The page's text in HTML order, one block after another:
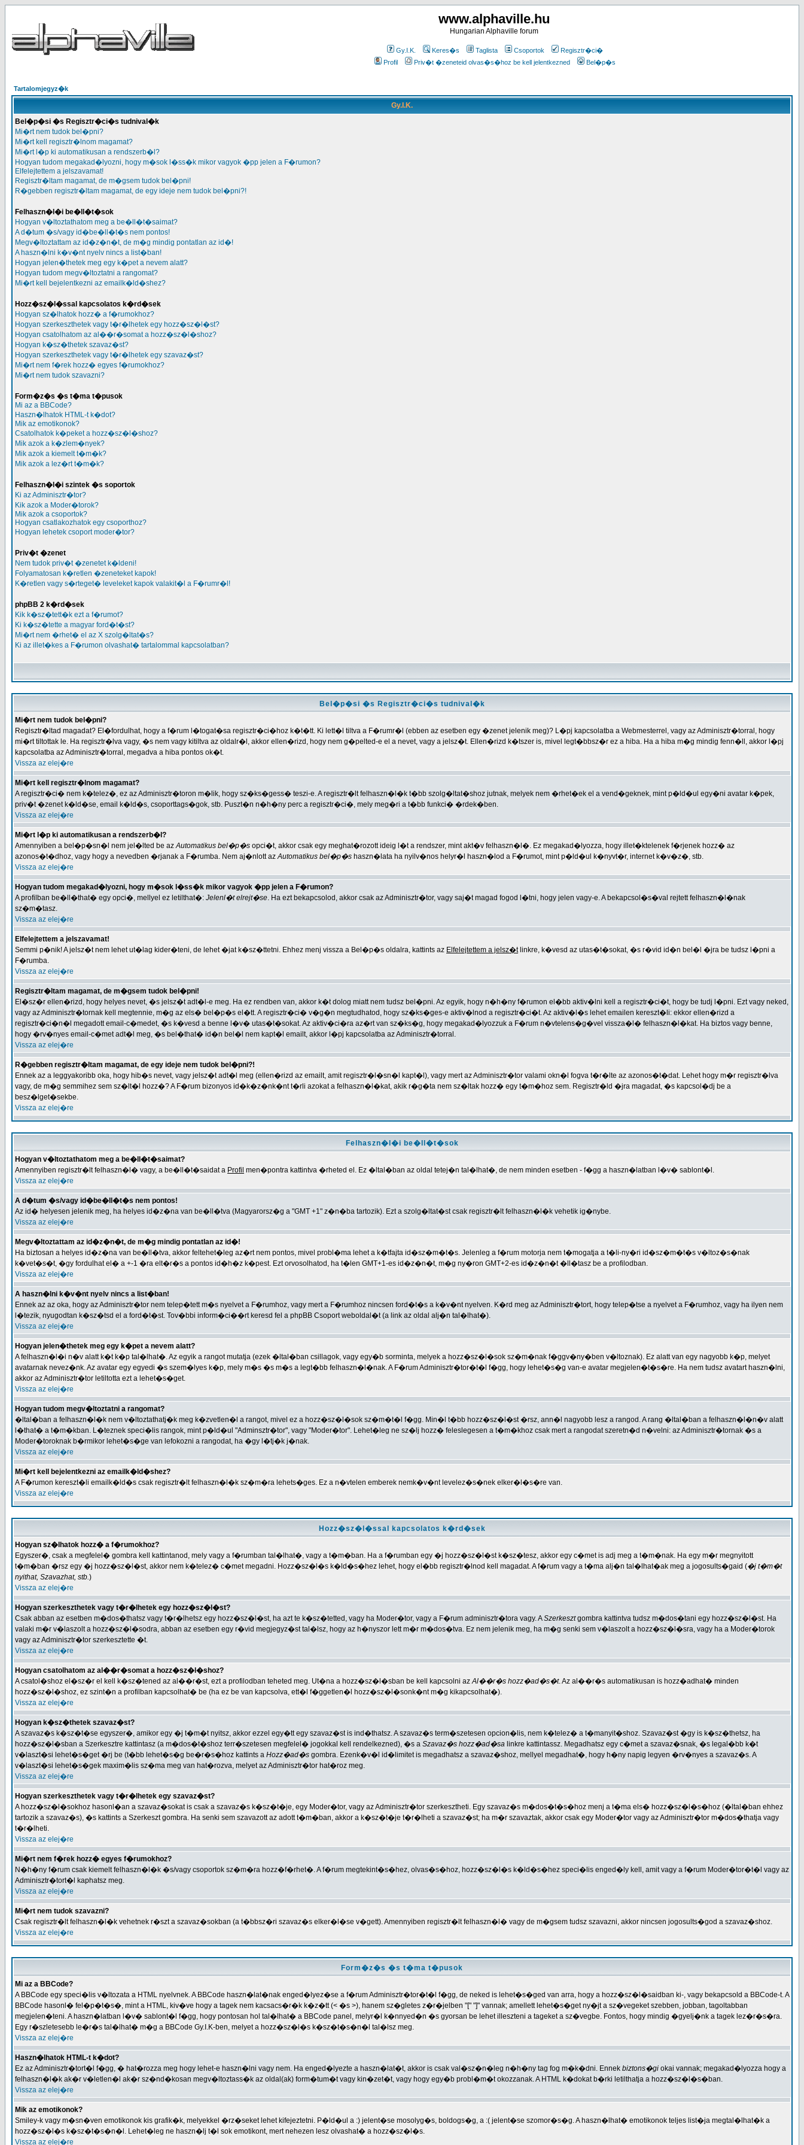
www.alphaville.hu
Hungarian Alphaville forum
Gy.I.K. Keres�s Taglista Csoportok
Regisztr�ci�
Profil
Priv�t �zeneteid olvas�s�hoz be kell jelentkezned Bel�p�s
Tartalomjegyz�k
Gy.I.K.
Bel�p�si �s Regisztr�ci�s tudnival�k
Mi�rt nem tudok bel�pni?
Mi�rt kell regisztr�lnom magamat?
Mi�rt l�p ki automatikusan a rendszerb�l?
Hogyan tudom megakad�lyozni, hogy m�sok l�ss�k mikor vagyok �pp jelen a F�rumon?
Elfelejtettem a jelszavamat!
Regisztr�ltam magamat, de m�gsem tudok bel�pni!
R�gebben regisztr�ltam magamat, de egy ideje nem tudok bel�pni?!
Felhaszn�l�i be�ll�t�sok
Hogyan v�ltoztathatom meg a be�ll�t�saimat?
A d�tum �s/vagy id�be�ll�t�s nem pontos!
Megv�ltoztattam az id�z�n�t, de m�g mindig pontatlan az id�!
A haszn�lni k�v�nt nyelv nincs a list�ban!
Hogyan jelen�thetek meg egy k�pet a nevem alatt?
Hogyan tudom megv�ltoztatni a rangomat?
Mi�rt kell bejelentkezni az emailk�ld�shez?
Hozz�sz�l�ssal kapcsolatos k�rd�sek
Hogyan sz�lhatok hozz� a f�rumokhoz?
Hogyan szerkeszthetek vagy t�r�lhetek egy hozz�sz�l�st?
Hogyan csatolhatom az al��r�somat a hozz�sz�l�shoz?
Hogyan k�sz�thetek szavaz�st?
Hogyan szerkeszthetek vagy t�r�lhetek egy szavaz�st?
Mi�rt nem f�rek hozz� egyes f�rumokhoz?
Mi�rt nem tudok szavazni?
Form�z�s �s t�ma t�pusok
Mi az a BBCode?
Haszn�lhatok HTML-t k�dot?
Mik az emotikonok?
Csatolhatok k�peket a hozz�sz�l�shoz?
Mik azok a k�zlem�nyek?
Mik azok a kiemelt t�m�k?
Mik azok a lez�rt t�m�k?
Felhaszn�l�i szintek �s soportok
Ki az Adminisztr�tor?
Kik azok a Moder�torok?
Mik azok a csoportok?
Hogyan csatlakozhatok egy csoporthoz?
Hogyan lehetek csoport moder�tor?
Priv�t �zenet
Nem tudok priv�t �zenetet k�ldeni!
Folyamatosan k�retlen �zeneteket kapok!
K�retlen vagy s�rteget� leveleket kapok valakit�l a F�rumr�l!
phpBB 2 k�rd�sek
Kik k�sz�tett�k ezt a f�rumot?
Ki k�sz�tette a magyar ford�t�st?
Mi�rt nem �rhet� el az X szolg�ltat�s?
Ki az illet�kes a F�rumon olvashat� tartalommal kapcsolatban?
Bel�p�si �s Regisztr�ci�s tudnival�k
Mi�rt nem tudok bel�pni?
Regisztr�ltad magadat? El�fordulhat, hogy a f�rum l�togat�sa regisztr�ci�hoz k�t�tt. Ki lett�l tiltva a F�rumr�l (ebben az esetben egy �zenet jelenik meg)? L�pj kapcsolatba a Webmesterrel, vagy az Adminisztr�torral, hogy
mi�rt tiltottak le. Ha regisztr�lva vagy, �s nem vagy kitiltva az oldalr�l, akkor ellen�rizd, hogy nem g�pelted-e el a nevet, vagy a jelsz�t. Ellen�rizd k�tszer is, mivel legt�bbsz�r ez a hiba. Ha a hiba m�g mindig fenn�ll, akkor l�pj
kapcsolatba az Adminisztr�torral, megadva a hiba pontos ok�t.
Vissza az elej�re
Mi�rt kell regisztr�lnom magamat?
A regisztr�ci� nem k�telez�, ez az Adminisztr�toron m�lik, hogy sz�ks�gess� teszi-e. A regisztr�lt felhaszn�l�k t�bb szolg�ltat�shoz jutnak, melyek nem �rhet�ek el a vend�geknek, mint p�ld�ul egy�ni avatar k�pek,
priv�t �zenet k�ld�se, email k�ld�s, csoporttags�gok, stb. Puszt�n n�h�ny perc a regisztr�ci�, mely meg�ri a t�bb funkci� �rdek�ben.
Vissza az elej�re
Mi�rt l�p ki automatikusan a rendszerb�l?
Amennyiben a bel�p�sn�l nem jel�lted be azAutomatikus bel�p�s opci�t, akkor csak egy meghat�rozott ideig l�t a rendszer, mint akt�v felhaszn�l�. Ez megakad�lyozza, hogy illet�ktelenek f�rjenek hozz� az
azonos�t�dhoz, vagy hogy a nevedben �rjanak a F�rumba. Nem aj�nlott azAutomatikus bel�p�s haszn�lata ha nyilv�nos helyr�l haszn�lod a F�rumot, mint p�ld�ul k�nyvt�r, internet k�v�z�, stb.
Vissza az elej�re
Hogyan tudom megakad�lyozni, hogy m�sok l�ss�k mikor vagyok �pp jelen a F�rumon?
A profilban be�ll�that� egy opci�, mellyel ez letilthat�: Jelenl�t elrejt�se. Ha ezt bekapcsolod, akkor csak az Adminisztr�tor, vagy saj�t magad fogod l�tni, hogy jelen vagy-e. A bekapcsol�s�val rejtett felhaszn�l�nak
sz�m�tasz.
Vissza az elej�re
Elfelejtettem a jelszavamat!
Semmi p�nik! A jelsz�t nem lehet ut�lag kider�teni, de lehet �jat k�sz�ttetni. Ehhez menj vissza a Bel�p�s oldalra, kattints az Elfelejtettem a jelsz�tlinkre, k�vesd az utas�t�sokat, �s r�vid id�n bel�l �jra be tudsz l�pni a
F�rumba.
Vissza az elej�re
Regisztr�ltam magamat, de m�gsem tudok bel�pni!
El�sz�r ellen�rizd, hogy helyes nevet, �s jelsz�t adt�l-e meg. Ha ez rendben van, akkor k�t dolog miatt nem tudsz bel�pni. Az egyik, hogy n�h�ny f�rumon el�bb aktiv�lni kell a regisztr�ci�t, hogy be tudj l�pni. Ezt vagy neked,
vagy az Adminisztr�tornak kell megtennie, m�g az els� bel�p�s el�tt. A regisztr�ci� v�g�n megtudhatod, hogy sz�ks�ges-e aktiv�lnod a regisztr�ci�t. Az aktiv�l�s lehet emailen kereszt�li: ekkor ellen�rizd a
regisztr�ci�n�l megadott email-c�medet, �s k�vesd a benne l�v� utas�t�sokat. Az aktiv�ci�ra az�rt van sz�ks�g, hogy megakad�lyozzuk a F�rum n�vtelens�g�vel vissza�l� felhaszn�l�kat. Ha biztos vagy benne,
hogy �rv�nyes email-c�met adt�l meg, �s bel�that� id�n bel�l nem kapt�l emailt, akkor l�pj kapcsolatba az Adminisztr�torral.
Vissza az elej�re
R�gebben regisztr�ltam magamat, de egy ideje nem tudok bel�pni?!
Ennek az a leggyakoribb oka, hogy hib�s nevet, vagy jelsz�t adt�l meg (ellen�rizd az emailt, amit regisztr�l�sn�l kapt�l), vagy mert az Adminisztr�tor valami okn�l fogva t�r�lte az azonos�t�dat. Lehet hogy m�r regisztr�lva
vagy, de m�g semmihez sem sz�lt�l hozz�? A F�rum bizonyos id�k�z�nk�nt t�rli azokat a felhaszn�l�kat, akik r�g�ta nem sz�ltak hozz� egy t�m�hoz sem. Regisztr�ld �jra magadat, �s kapcsol�dj be a
besz�lget�sekbe.
Vissza az elej�re
Felhaszn�l�i be�ll�t�sok
Hogyan v�ltoztathatom meg a be�ll�t�saimat?
Amennyiben regisztr�lt felhaszn�l� vagy, a be�ll�t�saidat a Profil men�pontra kattintva �rheted el. Ez �ltal�ban az oldal tetej�n tal�lhat�, de nem minden esetben - f�gg a haszn�latban l�v� sablont�l.
Vissza az elej�re
A d�tum �s/vagy id�be�ll�t�s nem pontos!
Az id� helyesen jelenik meg, ha helyes id�z�na van be�ll�tva (Magyarorsz�g a "GMT +1" z�n�ba tartozik). Ezt a szolg�ltat�st csak regisztr�lt felhaszn�l�k vehetik ig�nybe.
Vissza az elej�re
Megv�ltoztattam az id�z�n�t, de m�g mindig pontatlan az id�!
Ha biztosan a helyes id�z�na van be�ll�tva, akkor feltehet�leg az�rt nem pontos, mivel probl�ma lehet a k�tfajta id�sz�m�t�s. Jelenleg a f�rum motorja nem t�mogatja a t�li-ny�ri id�sz�m�t�s v�ltoz�s�nak
k�vet�s�t, �gy fordulhat el� a +-1 �ra elt�r�s a pontos id�h�z k�pest. Ezt orvosolhatod, ha t�len GMT+1-es id�z�n�t, m�g ny�ron GMT+2-es id�z�n�t �ll�tasz be a profilodban.
Vissza az elej�re
A haszn�lni k�v�nt nyelv nincs a list�ban!
Ennek az az oka, hogy az Adminisztr�tor nem telep�tett m�s nyelvet a F�rumhoz, vagy mert a F�rumhoz nincsen ford�t�s a k�v�nt nyelven. K�rd meg az Adminisztr�tort, hogy telep�tse a nyelvet a F�rumhoz, vagy ha ilyen nem
l�tezik, nyugodtan k�sz�tsd el a ford�t�st. Tov�bbi inform�ci��rt keresd fel a phpBB Csoport weboldal�t (a link az oldal alj�n tal�lhat�).
Vissza az elej�re
Hogyan jelen�thetek meg egy k�pet a nevem alatt?
A felhaszn�l�i n�v alatt k�t k�p tal�lhat�. Az egyik a rangot mutatja (ezek �ltal�ban csillagok, vagy egy�b sorminta, melyek a hozz�sz�l�sok sz�m�nak f�ggv�ny�ben v�ltoznak). Ez alatt van egy nagyobb k�p, melyet
avatarnak nevez�nk. Az avatar egy egyedi �s szem�lyes k�p, mely m�s �s m�s a legt�bb felhaszn�l�nak. A F�rum Adminisztr�tor�t�l f�gg, hogy lehet�s�g van-e avatar megjelen�t�s�re. Ha nem tudsz avatart haszn�lni,
akkor az Adminisztr�tor letiltotta ezt a lehet�s�get.
Vissza az elej�re
Hogyan tudom megv�ltoztatni a rangomat?
�ltal�ban a felhaszn�l�k nem v�ltoztathatj�k meg k�zvetlen�l a rangot, mivel ez a hozz�sz�l�sok sz�m�t�l f�gg. Min�l t�bb hozz�sz�l�st �rsz, ann�l nagyobb lesz a rangod. A rang �ltal�ban a felhaszn�l�n�v alatt
l�that� a t�m�kban. L�teznek speci�lis rangok, mint p�ld�ul "Adminsztr�tor", vagy "Moder�tor". Lehet�leg ne sz�lj hozz� feleslegesen a t�m�khoz csak mert a rangodat szeretn�d n�velni: az Adminisztr�tornak �s a
Moder�toroknak b�rmikor lehet�s�ge van lefokozni a rangodat, ha �gy l�tj�k j�nak.
Vissza az elej�re
Mi�rt kell bejelentkezni az emailk�ld�shez?
A F�rumon kereszt�li emailk�ld�s csak regisztr�lt felhaszn�l�k sz�m�ra lehets�ges. Ez a n�vtelen emberek nemk�v�nt levelez�s�nek elker�l�s�re van.
Vissza az elej�re
Hozz�sz�l�ssal kapcsolatos k�rd�sek
Hogyan sz�lhatok hozz� a f�rumokhoz?
Egyszer�, csak a megfelel� gombra kell kattintanod, mely vagy a f�rumban tal�lhat�, vagy a t�m�ban. Ha a f�rumban egy �j hozz�sz�l�st k�sz�tesz, akkor egy c�met is adj meg a t�m�nak. Ha egy m�r megnyitott
t�m�ban �rsz egy �j hozz�sz�l�st, akkor nem k�telez� c�met megadni. Hozz�sz�l�s k�ld�s�hez lehet, hogy el�bb regisztr�lnod kell magadat. A f�rum vagy a t�ma alj�n tal�lhat�ak meg a jogosults�gaid (�j t�m�t
nyithat, Szavazhat, stb.)
Vissza az elej�re
Hogyan szerkeszthetek vagy t�r�lhetek egy hozz�sz�l�st?
Csak abban az esetben m�dos�thatsz vagy t�r�lhetsz egy hozz�sz�l�st, ha azt te k�sz�tetted, vagy ha Moder�tor, vagy a F�rum adminisztr�tora vagy. ASzerkesztgombra kattintva tudsz m�dos�tani egy hozz�sz�l�st. Ha
valaki m�r v�laszolt a hozz�sz�l�sodra, abban az esetben egy r�vid megjegyz�st tal�lsz, hogy az h�nyszor lett m�r m�dos�tva. Ez nem jelenik meg, ha m�g senki sem v�laszolt a hozz�sz�l�sra, vagy ha a Moder�torok
vagy az Adminisztr�tor szerkesztette �t.
Vissza az elej�re
Hogyan csatolhatom az al��r�somat a hozz�sz�l�shoz?
A csatol�shoz el�sz�r el kell k�sz�tened az al��r�st, ezt a profilodban teheted meg. Ut�na a hozz�sz�l�sban be kell kapcsolni azAl��r�s hozz�ad�s�t. Az al��r�s automatikusan is hozz�adhat� minden
hozz�sz�l�shoz, ez szint�n a profilban kapcsolhat� be (ha ez be van kapcsolva, ett�l f�ggetlen�l hozz�sz�l�sonk�nt m�g kikapcsolhat�).
Vissza az elej�re
Hogyan k�sz�thetek szavaz�st?
A szavaz�s k�sz�t�se egyszer�, amikor egy �j t�m�t nyitsz, akkor ezzel egy�tt egy szavaz�st is ind�thatsz. A szavaz�s term�szetesen opcion�lis, nem k�telez� a t�manyit�shoz. Szavaz�st �gy is k�sz�thetsz, ha
hozz�sz�l�sban a Szerkesztre kattintasz (a m�dos�t�shoz terr�szetesen megfelel� jogokkal kell rendelkezned), �s a Szavaz�s hozz�ad�sa linkre kattintassz. Megadhatsz egy c�met a szavaz�snak, �s legal�bb k�t
v�laszt�si lehet�s�get �rj be (t�bb lehet�s�g be�r�s�hoz kattints a Hozz�ad�s gombra. Ezenk�v�l id�limitet is megadhatsz a szavaz�shoz, mellyel megadhat�, hogy h�ny napig legyen �rv�nyes a szavaz�s. A
v�laszt�si lehet�s�gek maxim�lis sz�ma meg van hat�rozva, melyet az Adminisztr�tor hat�roz meg.
Vissza az elej�re
Hogyan szerkeszthetek vagy t�r�lhetek egy szavaz�st?
A hozz�sz�l�sokhoz hasonl�an a szavaz�sokat is csak a szavaz�s k�sz�t�je, egy Moder�tor, vagy az Adminisztr�tor szerkesztheti. Egy szavaz�s m�dos�t�s�hoz menj a t�ma els� hozz�sz�l�s�hoz (�ltal�ban ehhez
tartozik a szavaz�s), �s kattints a Szerkeszt gombra. Ha senki sem szavazott az adott t�m�ban, akkor a k�sz�t�je t�r�lheti a szavaz�st; ha m�r szavaztak, akkor csak egy Moder�tor vagy az Adminisztr�tor m�dos�thatja vagy
t�r�lheti.
Vissza az elej�re
Mi�rt nem f�rek hozz� egyes f�rumokhoz?
N�h�ny f�rum csak kiemelt felhaszn�l�k �s/vagy csoportok sz�m�ra hozz�f�rhet�. A f�rum megtekint�s�hez, olvas�s�hoz, hozz�sz�l�s k�ld�s�hez speci�lis enged�ly kell, amit vagy a f�rum Moder�tor�t�l vagy az
Adminisztr�tort�l kaphatsz meg.
Vissza az elej�re
Mi�rt nem tudok szavazni?
Csak regisztr�lt felhaszn�l�k vehetnek r�szt a szavaz�sokban (a t�bbsz�ri szavaz�s elker�l�se v�gett). Amennyiben regisztr�lt felhaszn�l� vagy de m�gsem tudsz szavazni, akkor nincsen jogosults�god a szavaz�shoz.
Vissza az elej�re
Form�z�s �s t�ma t�pusok
Mi az a BBCode?
A BBCode egy speci�lis v�ltozata a HTML nyelvnek. A BBCode haszn�lat�nak enged�lyez�se a f�rum Adminisztr�tor�t�l f�gg, de neked is lehet�s�ged van arra, hogy a hozz�sz�l�saidban ki-, vagy bekapcsold a BBCode-t. A
BBCode hasonl� fel�p�t�s�, mint a HTML, kiv�ve hogy a tagek nem kacsacs�r�k k�z�tt (< �s >), hanem sz�gletes z�r�jelben "[" "]" vannak; amellett lehet�s�get ny�jt a sz�vegeket szebben, jobban, tagoltabban
megjelen�teni. A haszn�latban l�v� sablont�l f�gg, hogy pontosan hol tal�lhat� a BBCode panel, melyr�l k�nnyed�n �s gyorsan be lehet illeszteni a tageket a sz�vegbe. Fontos, hogy mindig �gyelj�nk a tagek lez�r�s�ra.
Egy r�szletesebb le�r�s tal�lhat� m�g a BBCode Gy.I.K-ben, melyet a hozz�sz�l�s k�sz�t�s�n�l tal�lsz meg.
Vissza az elej�re
Haszn�lhatok HTML-t k�dot?
Ez az Adminisztr�tort�l f�gg, � hat�rozza meg hogy lehet-e haszn�lni vagy nem. Ha enged�lyezte a haszn�lat�t, akkor is csak val�sz�n�leg n�h�ny tag fog m�k�dni. Ennek biztons�gi okai vannak; megakad�lyozza hogy a
felhaszn�l�k ak�r v�letlen�l ak�r sz�nd�kosan megv�ltoztass�k az oldal(ak) form�tum�t vagy kin�zet�t, vagy hogy egy�b probl�m�t okozzanak. A HTML k�dokat b�rki letilthatja a hozz�sz�l�s�ban.
Vissza az elej�re
Mik az emotikonok?
Smiley-k vagy m�sn�ven emotikonok kis grafik�k, melyekkel �rz�seket lehet kifejeztetni. P�ld�ul a :) jelent�se mosolyg�s, boldogs�g, a :( jelent�se szomor�s�g. A haszn�lhat� emotikonok teljes list�ja megtal�lhat�k a
hozz�sz�l�s k�sz�t�s�n�l. Lehet�leg ne haszn�lj t�l sok emotikont, mert nehezen lesz olvashat� a hozz�sz�l�s.
Vissza az elej�re